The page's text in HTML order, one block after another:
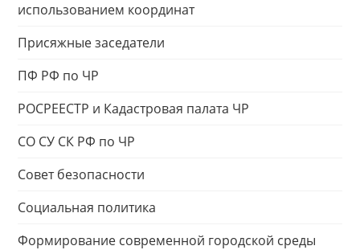
использованием координат
Присяжные заседатели
ПФ РФ по ЧР
РОСРЕЕСТР и Кадастровая палата ЧР
СО СУ СК РФ по ЧР
Совет безопасности
Социальная политика
Формирование современной городской среды